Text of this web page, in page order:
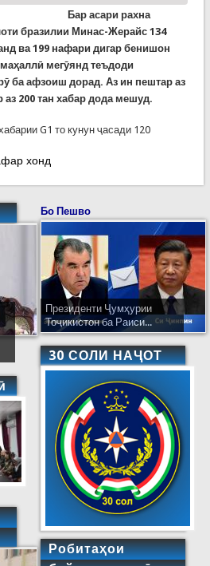
Бар асари рахна
бразилии Минас-Жерайс 134
ва 199 нафари дигар бенишон
мегӯянд теъдоди
ба афзоиш дорад. Аз ин пештар аз
200 тан хабар дода мешуд.
G1 то кунун ҷасади 120
сарбанди рахнашуда дар
хонд
Бо Пешво
Президенти Ҷумҳурии
Тоҷикистон ба Раиси...
30 СОЛИ НАҶОТ
Робитаҳои